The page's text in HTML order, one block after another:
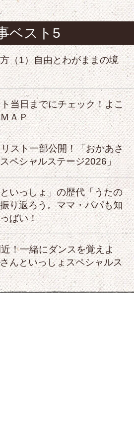
ベスト5
（1）自由とわがままの境
当日までにチェック！よこ
ＡＰ
スト一部公開！「おかあさ
ペシャルステージ2026」
いっしょ」の歴代「うたの
り返ろう。ママ・パパも知
ぱい！
！一緒にダンスを覚えよ
んといっしょスペシャルス